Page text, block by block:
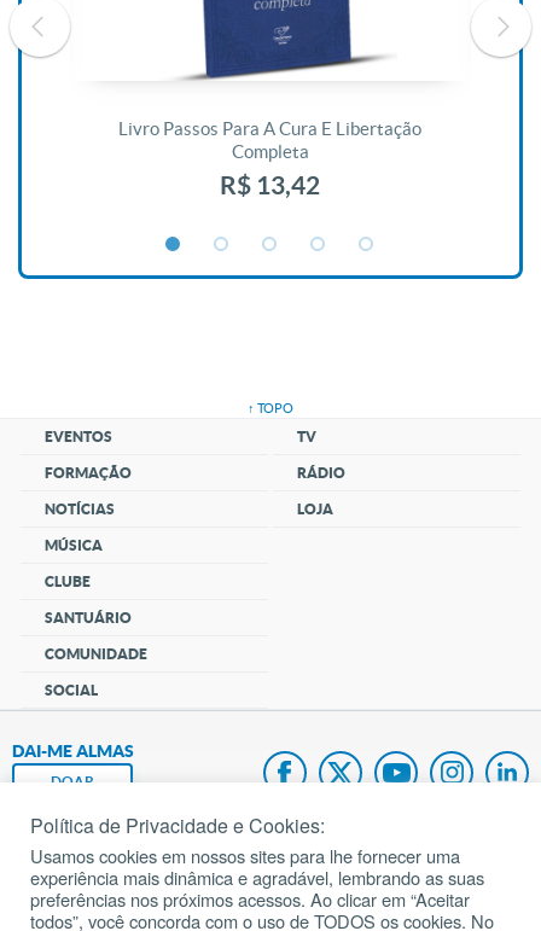
Livro Passos Para A Cura E Libertação
Completa
R$ 13,42
↑ TOPO
EVENTOS
FORMAÇÃO
NOTÍCIAS
MÚSICA
CLUBE
SANTUÁRIO
COMUNIDADE
SOCIAL
TV
RÁDIO
LOJA
DAI-ME ALMAS
DOAR
Fundação João Paulo II
Pedido de Oração
Política de Privacidade e Cookies:
Usamos cookies em nossos sites para lhe fornecer uma
experiência mais dinâmica e agradável, lembrando as suas
preferências nos próximos acessos. Ao clicar em “Aceitar
todos”, você concorda com o uso de TODOS os cookies. No